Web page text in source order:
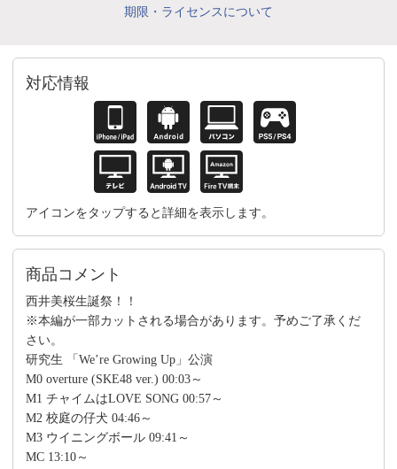
期限・ライセンスについて
対応情報
アイコンをタップすると詳細を表示します。
商品コメント
西井美桜生誕祭！！
※本編が一部カットされる場合があります。予めご了承くだ
さい。
研究生 「We’re Growing Up」公演
M0 overture (SKE48 ver.) 00:03～
M1 チャイムはLOVE SONG 00:57～
M2 校庭の仔犬 04:46～
M3 ウイニングボール 09:41～
MC 13:10～